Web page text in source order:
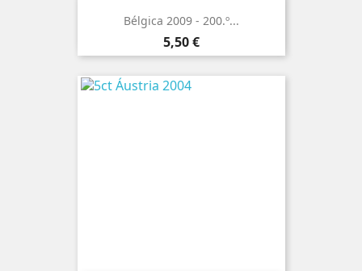
Bélgica 2009 - 200.º...
Preço
5,50 €